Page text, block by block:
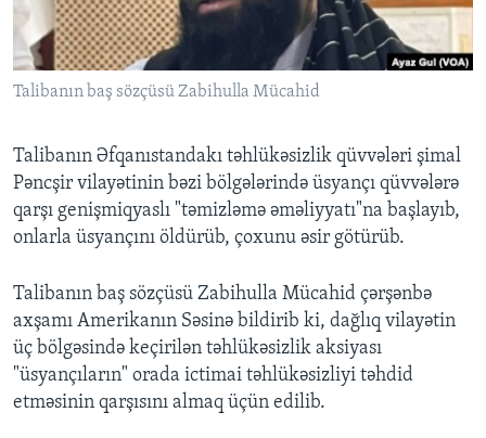
BIZI IZLƏYIN
Dillər
Talibanın baş sözçüsü Zabihulla Mücahid
Talibanın Əfqanıstandakı təhlükəsizlik qüvvələri şimal
Pəncşir vilayətinin bəzi bölgələrində üsyançı qüvvələrə
qarşı genişmiqyaslı "təmizləmə əməliyyatı"na başlayıb,
onlarla üsyançını öldürüb, çoxunu əsir götürüb.
Talibanın baş sözçüsü Zabihulla Mücahid çərşənbə
axşamı Amerikanın Səsinə bildirib ki, dağlıq vilayətin
üç bölgəsində keçirilən təhlükəsizlik aksiyası
"üsyançıların" orada ictimai təhlükəsizliyi təhdid
etməsinin qarşısını almaq üçün edilib.